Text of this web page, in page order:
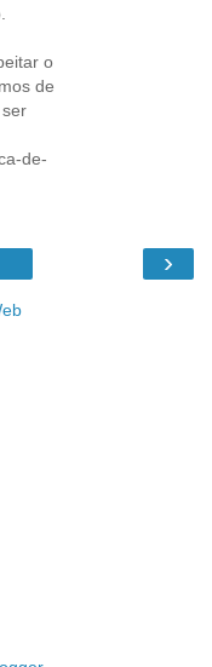
o
de
de-
›